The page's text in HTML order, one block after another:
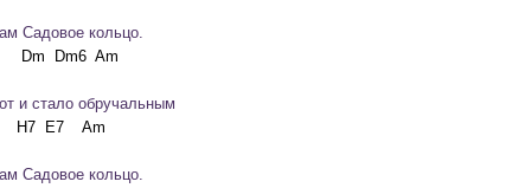
Садовое кольцо.
и стало обручальным
Садовое кольцо.